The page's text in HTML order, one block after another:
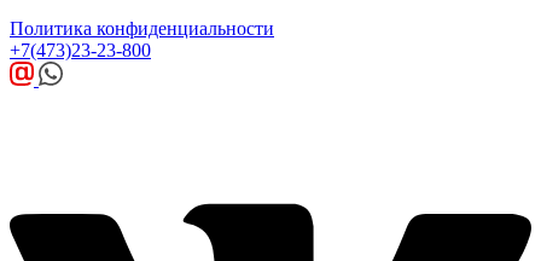
Политика конфиденциальности
+7(473)23-23-800